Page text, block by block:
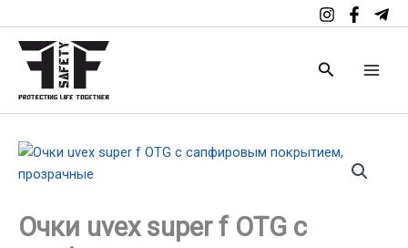
к
содержимому
Поиск
Очки uvex super f OTG с
Количество
Очки
super
super
f
OTG
сапфировым
покрытием,